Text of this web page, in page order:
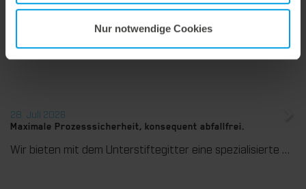
Nur notwendige Cookies
Marbach übernimmt Verantwortung.
28. Juli 2026
Maximale Prozesssicherheit, konsequent abfallfrei.
Wir bieten mit dem Unterstiftegitter eine spezialisierte Werkzeuglösung für höchste Anforderungen im Ausbrechprozess. Insbesondere bei anspruchsvollen Verpackungszuschnitten sorgt das System für stabile Abläufe und eine zuverlässige Entfernung selbst kleinster Abfallteile über den gesamten Produktionsprozess hinweg – vom ersten bis zum letzten Bogen.